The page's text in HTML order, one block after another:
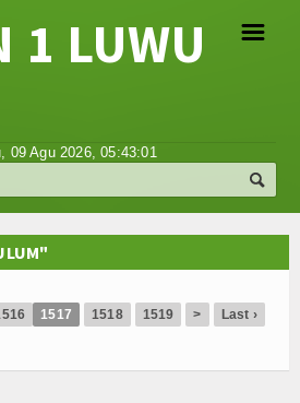
☰
1 LUWU
09 Agu 2026,05:43:01
1517 1518 1519 > Last ›